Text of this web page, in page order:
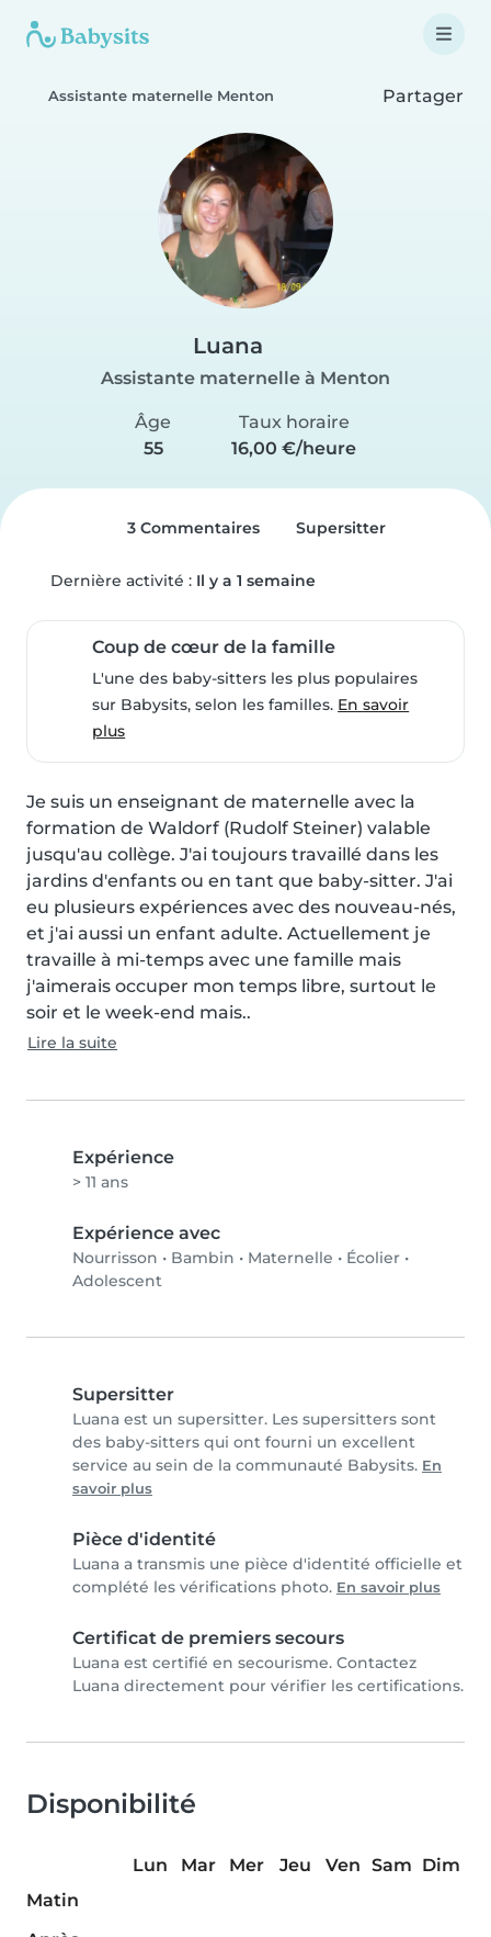
Assistante maternelle Menton Partager
Luana
Assistante maternelle à Menton
Âge
55
Taux horaire
16,00 €/heure
3 Commentaires Supersitter
Dernière activité : Il y a 1 semaine
Coup de cœur de la famille
L'une des baby-sitters les plus populaires
sur Babysits, selon les familles. En savoir
plus
Je suis un enseignant de maternelle avec la
formation de Waldorf (Rudolf Steiner) valable
jusqu'au collège. J'ai toujours travaillé dans les
jardins d'enfants ou en tant que baby-sitter. J'ai
eu plusieurs expériences avec des nouveau-nés,
et j'ai aussi un enfant adulte. Actuellement je
travaille à mi-temps avec une famille mais
j'aimerais occuper mon temps libre, surtout le
soir et le week-end mais..
Lire la suite
Expérience
> 11 ans
Expérience avec
Nourrisson • Bambin • Maternelle • Écolier •
Adolescent
Supersitter
Luana est un supersitter. Les supersitters sont
des baby-sitters qui ont fourni un excellent
service au sein de la communauté Babysits. En
savoir plus
Pièce d'identité
Luana a transmis une pièce d'identité officielle et
complété les vérifications photo. En savoir plus
Certificat de premiers secours
Luana est certifié en secourisme. Contactez
Luana directement pour vérifier les certifications.
Disponibilité
Lun Mar Mer Jeu Ven Sam Dim
Matin